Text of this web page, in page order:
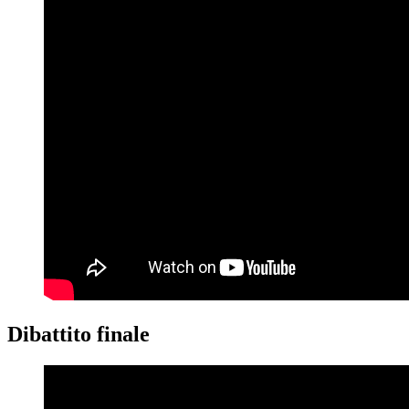
Dibattito finale